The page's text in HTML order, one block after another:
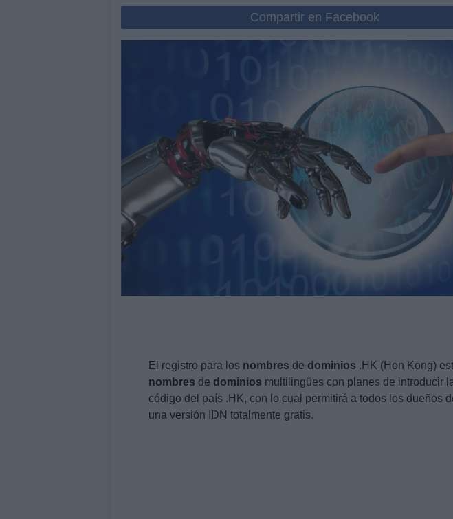
Compartir en Facebook
El registro para los nombres de dominios .HK (Hon Kong)
nombres de dominios multilingües con planes de introducir
código del país .HK, con lo cual permitirá a todos los dueños
una versión IDN totalmente gratis.